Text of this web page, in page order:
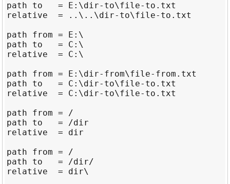
path to   = E:\dir-to\file-to.txt
relative  = ..\..\dir-to\file-to.txt
path from = E:\
path to   = C:\
relative  = C:\
path from = E:\dir-from\file-from.txt
path to   = C:\dir-to\file-to.txt
relative  = C:\dir-to\file-to.txt
path from = /
path to   = /dir
relative  = dir
path from = /
path to   = /dir/
relative  = dir\